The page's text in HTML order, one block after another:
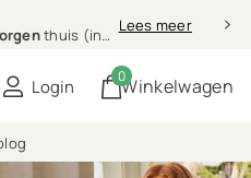
bij jou thuis Lees meer
Login Winkelwagen
0